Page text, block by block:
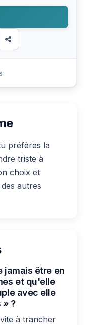
préfères la
triste à
choix et
autres
jamais être en
et qu'elle
avec elle
» ?
à trancher